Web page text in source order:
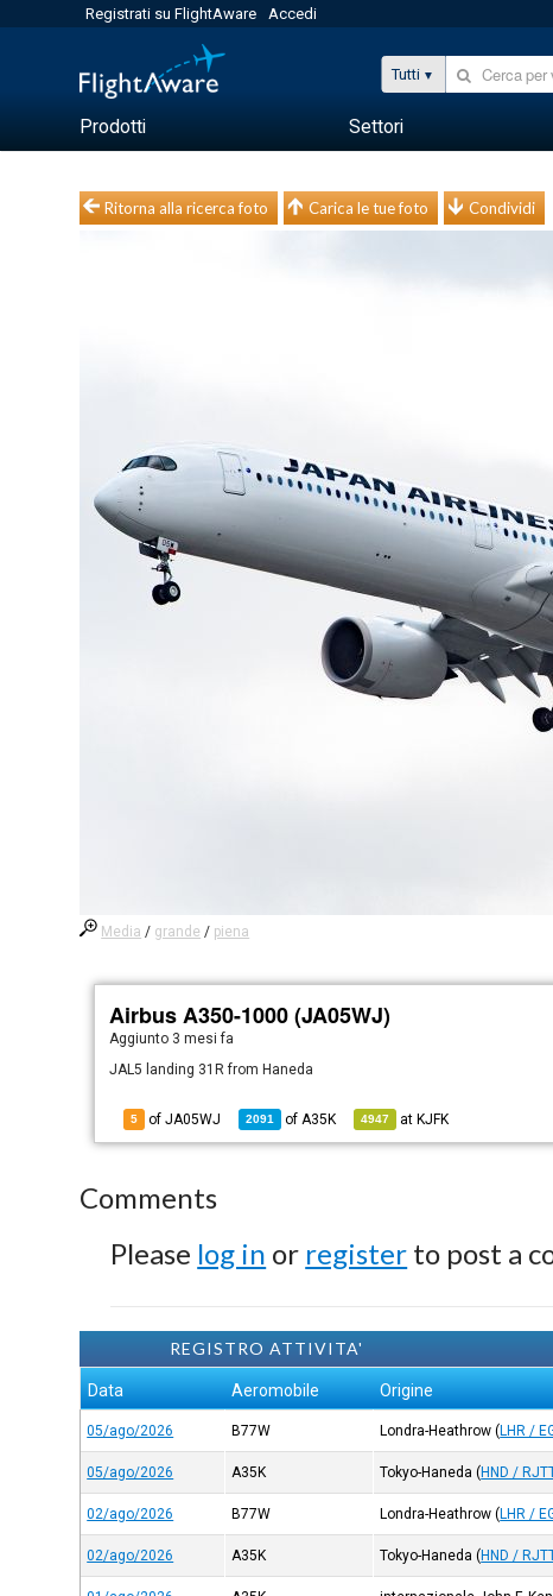
Registrati su FlightAware Accedi
Tutti
Prodotti Settori
Ritorna alla ricerca foto Carica le tue foto Condividi
Media / grande / piena
Airbus A350-1000 (JA05WJ)
Aggiunto 3 mesi fa
JAL5 landing 31R from Haneda
5 of JA05WJ 2091 ofA35K 4947 at KJFK
Comments
Please log in or register to post a
REGISTRO ATTIVITA'
Data Aeromobile Origine
05/ago/2026 B77W Londra-Heathrow (LHR /
05/ago/2026 A35K Tokyo-Haneda (HND /
02/ago/2026 B77W Londra-Heathrow (LHR /
02/ago/2026 A35K Tokyo-Haneda (HND /